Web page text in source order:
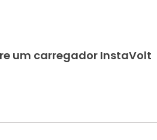
um carregador InstaVolt